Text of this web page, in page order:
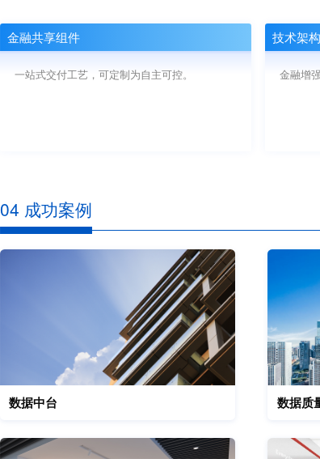
金融共享组件
一站式交付工艺，可定制为自主可控。
技术架构
金融增
04 成功案例
数据中台 数据质